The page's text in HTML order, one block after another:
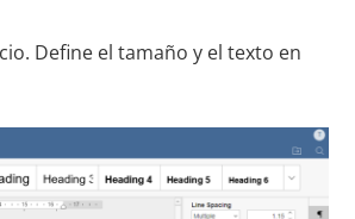
Define el tamaño y el texto en